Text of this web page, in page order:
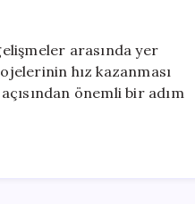
arasında yer
hız kazanması
önemli bir adım